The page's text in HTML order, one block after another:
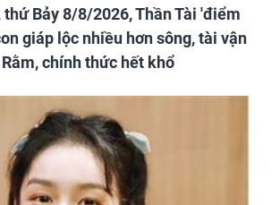
thứ Bảy 8/8/2026, Thần Tài 'điểm
giáp lộc nhiều hơn sông, tài vận
chính thức hết khổ